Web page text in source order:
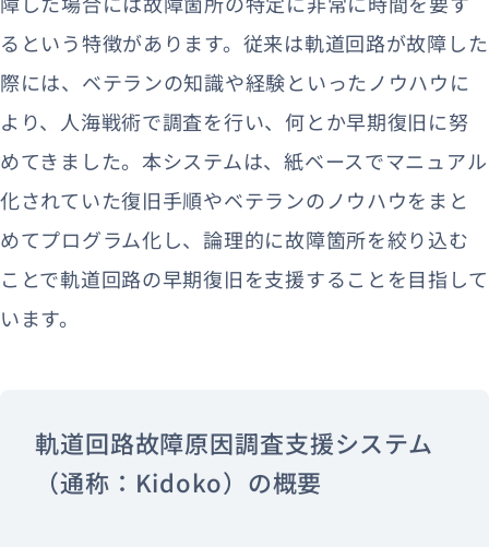
るという特徴があります。従来は軌道回路が故障した
際には、ベテランの知識や経験といったノウハウに
より、人海戦術で調査を行い、何とか早期復旧に努
めてきました。本システムは、紙ベースでマニュアル
化されていた復旧手順やベテランのノウハウをまと
めてプログラム化し、論理的に故障箇所を絞り込む
ことで軌道回路の早期復旧を支援することを目指して
います。
軌道回路故障原因調査支援システム
（通称：Kidoko）の概要